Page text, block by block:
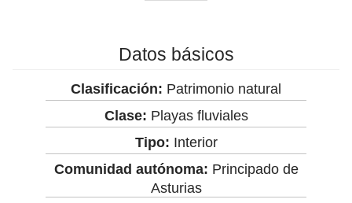
Datos básicos
Clasificación: Patrimonio natural
Clase: Playas fluviales
Tipo: Interior
Comunidad autónoma: Principado de
Asturias